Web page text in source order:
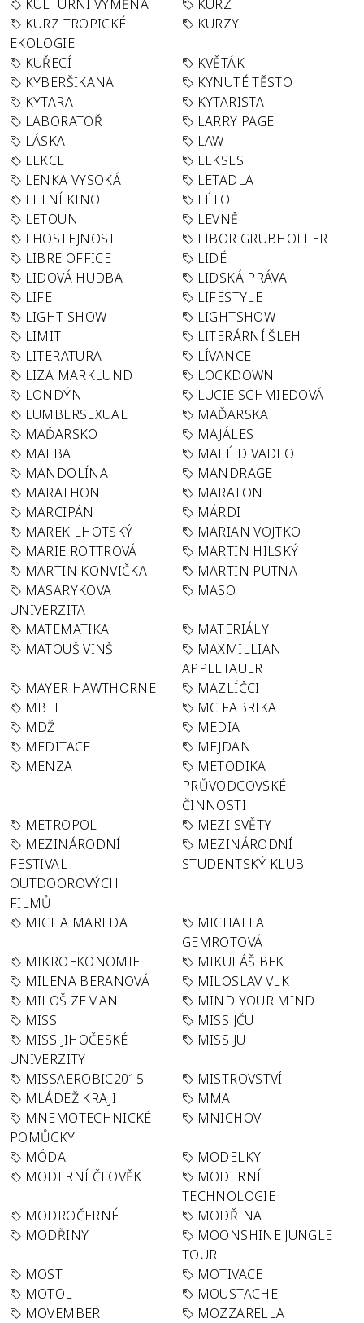
KULTURNÍ VÝMĚNA
KURZ
KURZ TROPICKÉ
EKOLOGIE
KURZY
KUŘECÍ
KVĚTÁK
KYBERŠIKANA
KYNUTÉ TĚSTO
KYTARA
KYTARISTA
LABORATOŘ
LARRY PAGE
LÁSKA
LAW
LEKCE
LEKSES
LENKA VYSOKÁ
LETADLA
LETNÍ KINO
LÉTO
LETOUN
LEVNĚ
LHOSTEJNOST
LIBOR GRUBHOFFER
LIBRE OFFICE
LIDÉ
LIDOVÁ HUDBA
LIDSKÁ PRÁVA
LIFE
LIFESTYLE
LIGHT SHOW
LIGHTSHOW
LIMIT
LITERÁRNÍ ŠLEH
LITERATURA
LÍVANCE
LIZA MARKLUND
LOCKDOWN
LONDÝN
LUCIE SCHMIEDOVÁ
LUMBERSEXUAL
MAĎARSKA
MAĎARSKO
MAJÁLES
MALBA
MALÉ DIVADLO
MANDOLÍNA
MANDRAGE
MARATHON
MARATON
MARCIPÁN
MÁRDI
MAREK LHOTSKÝ
MARIAN VOJTKO
MARIE ROTTROVÁ
MARTIN HILSKÝ
MARTIN KONVIČKA
MARTIN PUTNA
MASARYKOVA
UNIVERZITA
MASO
MATEMATIKA
MATERIÁLY
MATOUŠ VINŠ
MAXMILLIAN
APPELTAUER
MAYER HAWTHORNE
MAZLÍČCI
MBTI
MC FABRIKA
MDŽ
MEDIA
MEDITACE
MEJDAN
MENZA
METODIKA
PRŮVODCOVSKÉ
ČINNOSTI
METROPOL
MEZI SVĚTY
MEZINÁRODNÍ
FESTIVAL
OUTDOOROVÝCH
FILMŮ
MEZINÁRODNÍ
STUDENTSKÝ KLUB
MICHA MAREDA
MICHAELA
GEMROTOVÁ
MIKROEKONOMIE
MIKULÁŠ BEK
MILENA BERANOVÁ
MILOSLAV VLK
MILOŠ ZEMAN
MIND YOUR MIND
MISS
MISS JČU
MISS JIHOČESKÉ
UNIVERZITY
MISS JU
MISSAEROBIC2015
MISTROVSTVÍ
MLÁDEŽ KRAJI
MMA
MNEMOTECHNICKÉ
POMŮCKY
MNICHOV
MÓDA
MODELKY
MODERNÍ ČLOVĚK
MODERNÍ
TECHNOLOGIE
MODROČERNÉ
MODŘINA
MODŘINY
MOONSHINE JUNGLE
TOUR
MOST
MOTIVACE
MOTOL
MOUSTACHE
MOVEMBER
MOZZARELLA